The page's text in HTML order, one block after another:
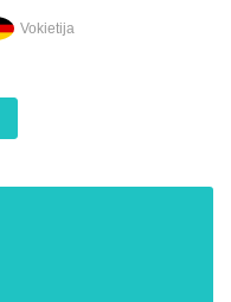
Vokietija